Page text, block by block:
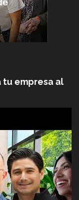
tu empresa al